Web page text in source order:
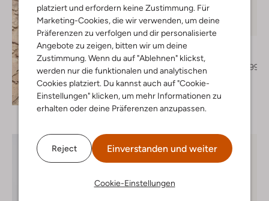
platziert und erfordern keine Zustimmung. Für
Marketing-Cookies, die wir verwenden, um deine
Präferenzen zu verfolgen und dir personalisierte
Angebote zu zeigen, bitten wir um deine
Zustimmung. Wenn du auf "Ablehnen" klickst,
werden nur die funktionalen und analytischen
Cookies platziert. Du kannst auch auf "Cookie-
Einstellungen" klicken, um mehr Informationen zu
erhalten oder deine Präferenzen anzupassen.
Reject Einverstanden und weiter
Cookie-Einstellungen
Entdecke den Look
Ballerinas
€ 169,99
€ 118,99
+ mehr farben